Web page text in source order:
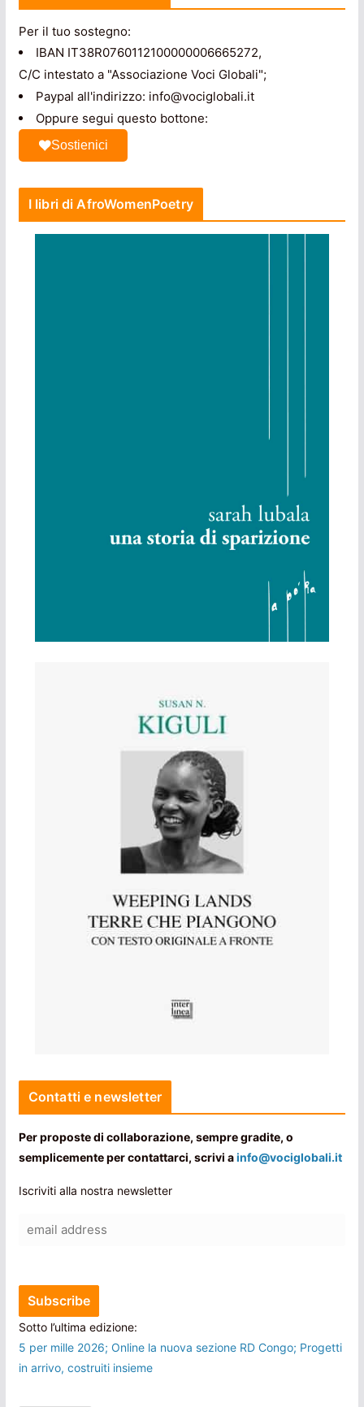
Per il tuo sostegno:
IBAN IT38R0760112100000006665272,
C/C intestato a "Associazione Voci Globali";
Paypal all'indirizzo: info@vociglobali.it
Oppure segui questo bottone:
Sostienici
I libri di AfroWomenPoetry
Contatti e newsletter
Per proposte di collaborazione, sempre gradite, o
semplicemente per contattarci, scrivi ainfo@vociglobali.it
Iscriviti alla nostra newsletter
Sotto l’ultima edizione:
5 per mille 2026; Online la nuova sezione RD Congo; Progetti
in arrivo, costruiti insieme